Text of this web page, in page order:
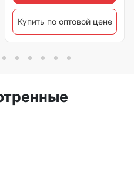
Купить по оптовой цене